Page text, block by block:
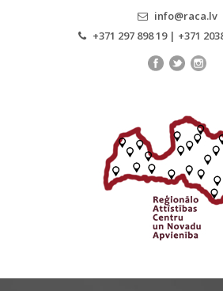
info@raca.lv
+371 297 898 19 | +371